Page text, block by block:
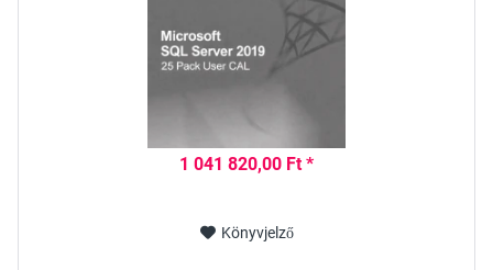
1 041 820,00 Ft *
Könyvjelző